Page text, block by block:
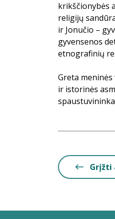
krikščionybės
religijų
ir Jonučio –
gyvensenos
etnografinių
Greta
ir istorinės
Grįžti